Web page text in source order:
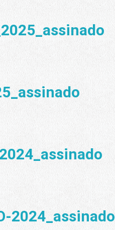
2024_assinado